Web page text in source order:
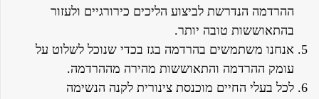
ההרדמה הנדרשת לביצוע הליכים כירורגיים ולעזור
בהתאוששות טובה יותר.
אנחנו משתמשים בהרדמה בגז בכדי שנוכל לשלוט על
עומק ההרדמה והתאוששות מהירה מההרדמה.
לכל בעלי החיים מוכנסת צינורית לקנה הנשימה